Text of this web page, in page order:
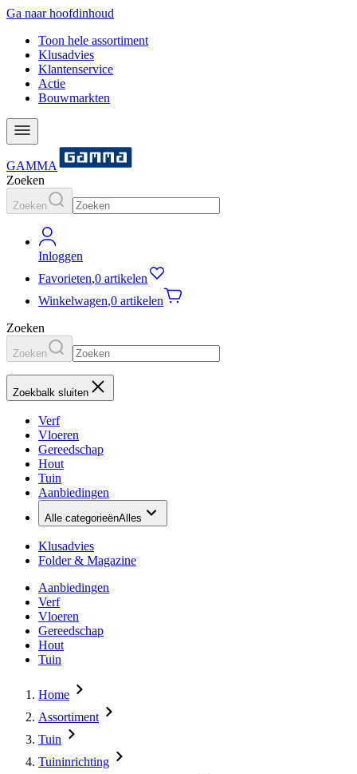
Ga naar hoofdinhoud
Toon hele assortiment
Klusadvies
Klantenservice
Actie
Bouwmarkten
GAMMA
Zoeken
Zoeken
Inloggen
Favorieten,0 artikelen
Winkelwagen,0 artikelen
Zoeken
Zoeken
Zoekbalk sluiten
Verf
Vloeren
Gereedschap
Hout
Tuin
Aanbiedingen
Alle categorieënAlles
Klusadvies
Folder & Magazine
Aanbiedingen
Verf
Vloeren
Gereedschap
Hout
Tuin
Home
Assortiment
Tuin
Tuininrichting